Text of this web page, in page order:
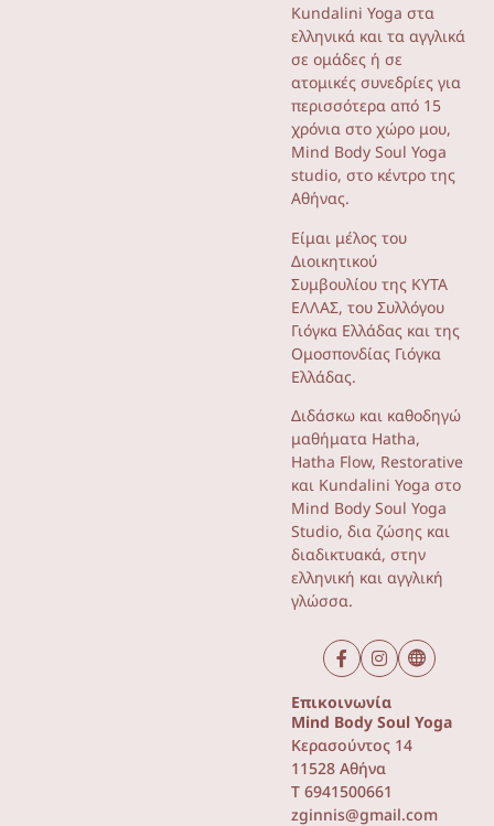
Kundalini Yoga στα
ελληνικά και τα αγγλικά
σε ομάδες ή σε
ατομικές συνεδρίες για
περισσότερα από 15
χρόνια στο χώρο μου,
Mind Body Soul Yoga
studio, στο κέντρο της
Αθήνας.
Είμαι μέλος του
Διοικητικού
Συμβουλίου της ΚΥΤΑ
ΕΛΛΑΣ, του Συλλόγου
Γιόγκα Ελλάδας και της
Ομοσπονδίας Γιόγκα
Ελλάδας.
Διδάσκω και καθοδηγώ
μαθήματα Ηatha,
Hatha Flow, Restorative
και Kundalini Yoga στο
Mind Body Soul Yoga
Studio, δια ζώσης και
διαδικτυακά, στην
ελληνική και αγγλική
γλώσσα.
Επικοινωνία
Mind Body Soul Yoga
Κερασούντος 14
11528 Αθήνα
T 6941500661
zginnis@gmail.com